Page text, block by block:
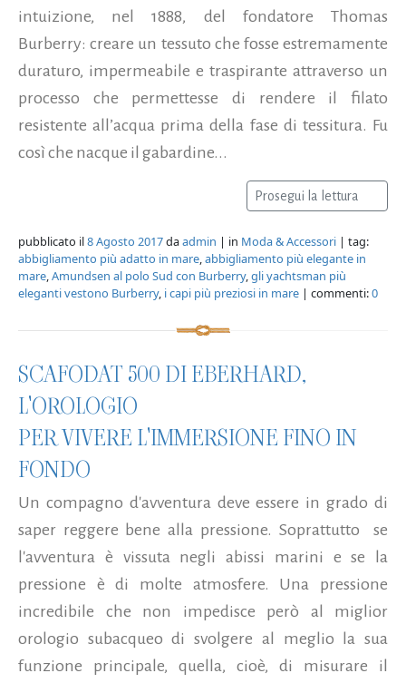
intuizione, nel 1888, del fondatore Thomas
Burberry: creare un tessuto che fosse estremamente
duraturo, impermeabile e traspirante attraverso un
processo che permettesse di rendere il filato
resistente all’acqua prima della fase di tessitura. Fu
così che nacque il gabardine...
Prosegui la lettura
pubblicato il8 Agosto 2017daadmin | in Moda & Accessori | tag:
abbigliamento più adatto in mare,abbigliamento più elegante in
mare,Amundsen al polo Sud con Burberry,gli yachtsman più
eleganti vestono Burberry, i capi più preziosi in mare | commenti:0
SCAFODAT 500 DI EBERHARD,
L'OROLOGIO
PER VIVERE L'IMMERSIONE FINO IN
FONDO
Un compagno d'avventura deve essere in grado di
saper reggere bene alla pressione. Soprattutto se
l'avventura è vissuta negli abissi marini e se la
pressione è di molte atmosfere. Una pressione
incredibile che non impedisce però al miglior
orologio subacqueo di svolgere al meglio la sua
funzione principale, quella, cioè, di misurare il